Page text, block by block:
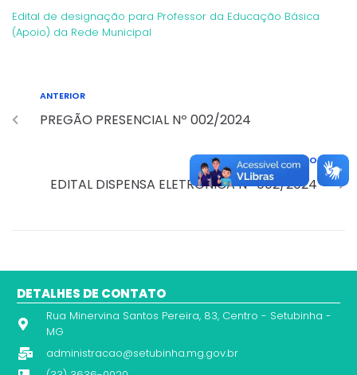
Edital de designação para Professor da Educação Básica
(Apoio) da Rede Municipal
ANTERIOR
PREGÃO PRESENCIAL Nº 002/2024
PRÓXIMO
EDITAL DISPENSA ELETRÔNICA Nº 002/2024
DETALHES DE CONTATO
Rua Minervina Santos Pereira, 83, Centro - Setubinha -
MG
administracao@setubinha.mg.gov.br